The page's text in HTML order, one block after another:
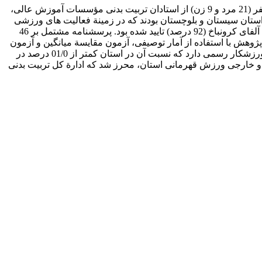
هدف از انجام این پژوهش، طراحی و تدوین راهبرد توسعة ورزش قهرمانی استان سیستان و بلوچستان است. نمونة آماری این پژوهش، 30 نفر (21 مرد و 9 زن) از استادان تربیت بدنی مؤسسات آموزش عالی،
سیستان و بلوچستان بودند که در زمینة فعالیت های ورزشی
نقش داشتند. ابزار جمع آوری داده ها ، پرسشنامة محقق ساخته است که روایی آن توسط چند تن از استادان صاحب نظر و پایایی آن با روش آلفای کرونباخ (92 درصد) تایید شده بود. پرسشنامه مشتمل بر 46
با استفاده از آمار توصیفی، آزمون مقایسة میانگین و آزمون
فریدمن مورد تجزیه و تحلیل قرار گرفت. یافته های پژوهش نشان داد، استان سیستان و بلوچستان با 5/2 میلیون نفر جمعیت حدود 58 هزار ورزشکار رسمی دارد که نسبت آن در استان کمتر از 01/0 درصد در
ورزش قهرمانی استان، محرز شد که ادارة کل تربیت بدنی